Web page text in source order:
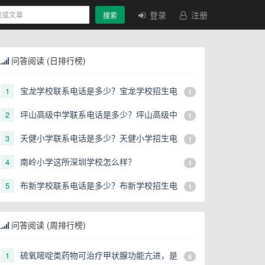
搜索 登录 注册
问答阅读 (日排行榜)
1
宝龙学校联系电话是多少？宝龙学校招生电
1
2
坪山高级中学联系电话是多少？坪山高级中
1
3
天健小学联系电话是多少？天健小学招生电
1
4 南岭小学这所深圳学校怎么样？ 1
5
布新学校联系电话是多少？布新学校招生电
话是多少？
1
问答阅读 (周排行榜)
1
硫氧嘧啶类药物可治疗甲状腺功能亢进，是
6